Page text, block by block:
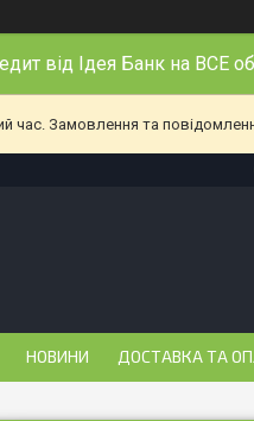
від Ідея Банк на ВСЕ
час. Замовлення та
НОВИНИ ДОСТАВКА ТА